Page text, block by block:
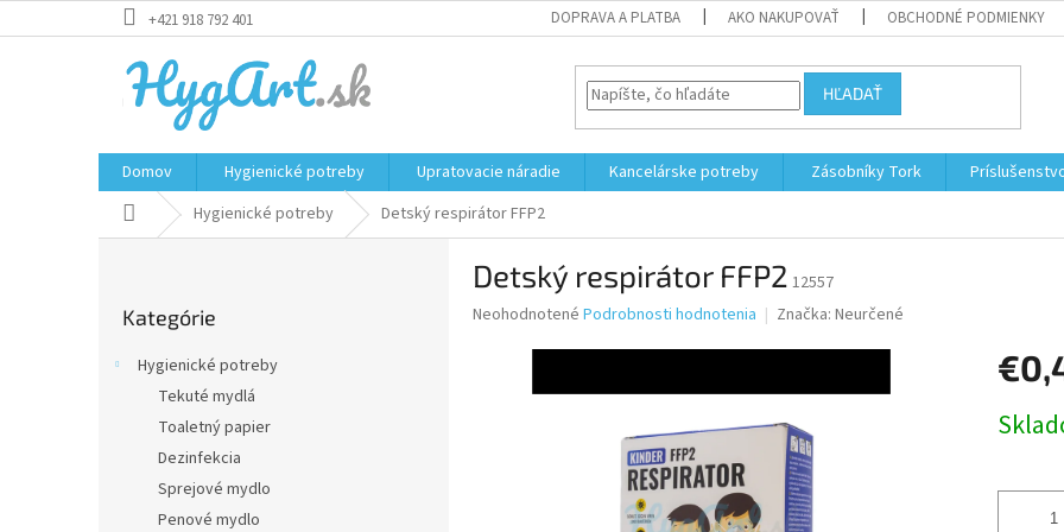
na
+421 918 792 401 DOPRAVA A PLATBA AKO NAKUPOVAŤ OBCHODNÉ PODMIENKY
HĽADAŤ
Domov Hygienické potreby Upratovacie náradie Kancelárske potreby Zásobníky Tork
DomovHygienické potreby Detský respirátor FFP2
kategórie
Kategórie
Hygienické potreby
Tekuté mydlá
Toaletný papier
Dezinfekcia
Sprejové mydlo
Penové mydlo
Detský respirátor FFP2 12557
Priemerné
Neohodnotené Podrobnosti hodnotenia Značka: Neurčené
cena: